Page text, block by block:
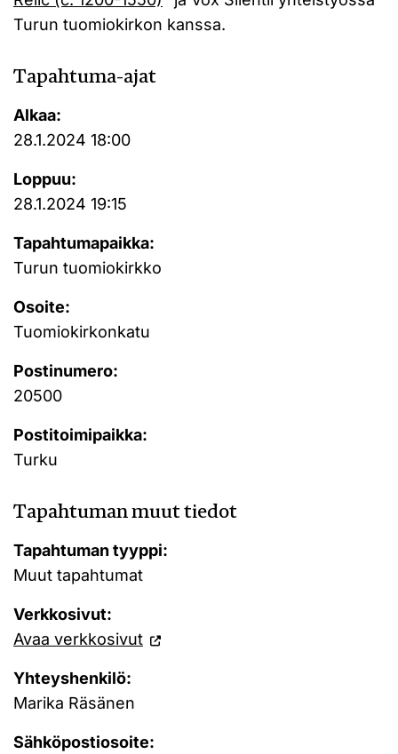
Turun tuomiokirkon kanssa.
Tapahtuma-ajat
Alkaa:
28.1.2024 18:00
Loppuu:
28.1.2024 19:15
Tapahtumapaikka:
Turun tuomiokirkko
Osoite:
Tuomiokirkonkatu
Postinumero:
20500
Postitoimipaikka:
Turku
Tapahtuman muut tiedot
Tapahtuman tyyppi:
Muut tapahtumat
Verkkosivut:
Avaa verkkosivut
Yhteyshenkilö:
Marika Räsänen
Sähköpostiosoite: